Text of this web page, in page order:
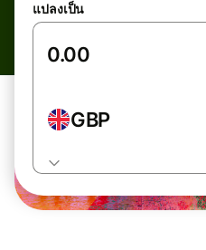
แปลงเป็น
GBP